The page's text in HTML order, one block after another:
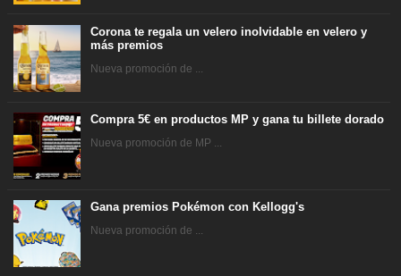
Corona te regala un velero inolvidable en velero y
más premios
Nueva promoción de ...
Compra 5€ en productos MP y gana tu billete dorado
Nueva promoción de MP ...
Gana premios Pokémon con Kellogg's
Nueva promoción de ...